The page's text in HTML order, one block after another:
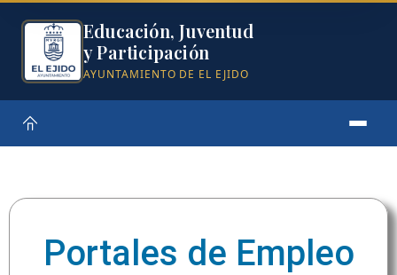
Educación, Juventud
y Participación
AYUNTAMIENTO DE EL EJIDO
Portales de Empleo